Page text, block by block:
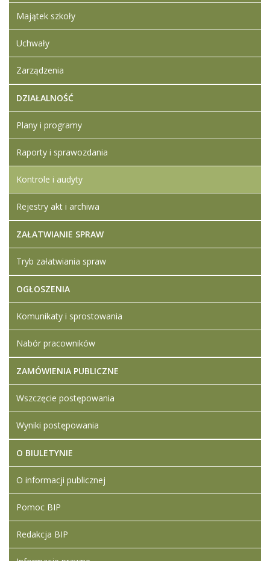
Majątek szkoły
Uchwały
Zarządzenia
DZIAŁALNOŚĆ
Plany i programy
Raporty i sprawozdania
Kontrole i audyty
Rejestry akt i archiwa
ZAŁATWIANIE SPRAW
Tryb załatwiania spraw
OGŁOSZENIA
Komunikaty i sprostowania
Nabór pracowników
ZAMÓWIENIA PUBLICZNE
Wszczęcie postępowania
Wyniki postępowania
O BIULETYNIE
O informacji publicznej
Pomoc BIP
Redakcja BIP